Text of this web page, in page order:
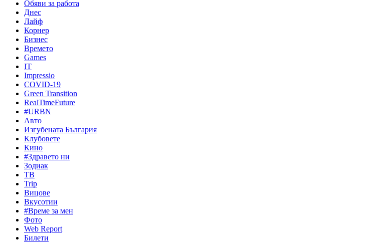
Обяви за работа
Днес
Лайф
Корнер
Бизнес
Времето
Games
IT
Impressio
COVID-19
Green Transition
RealTimeFuture
#URBN
Авто
Изгубената България
Клубовете
Кино
#Здравето ни
Зодиак
ТВ
Trip
Вицове
Вкусотии
#Време за мен
Фото
Web Report
Билети